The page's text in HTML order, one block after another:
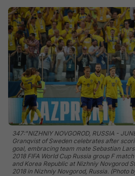
347:"NIZHNIY NOVGOROD, RUSSIA -
Granqvist of Sweden celebrates after
goal, embracing team mate Sebastian
2018 FIFA World Cup Russia group F
and Korea Republic at Nizhniy Novgorod
2018 in Nizhniy Novgorod, Russia. (Photo